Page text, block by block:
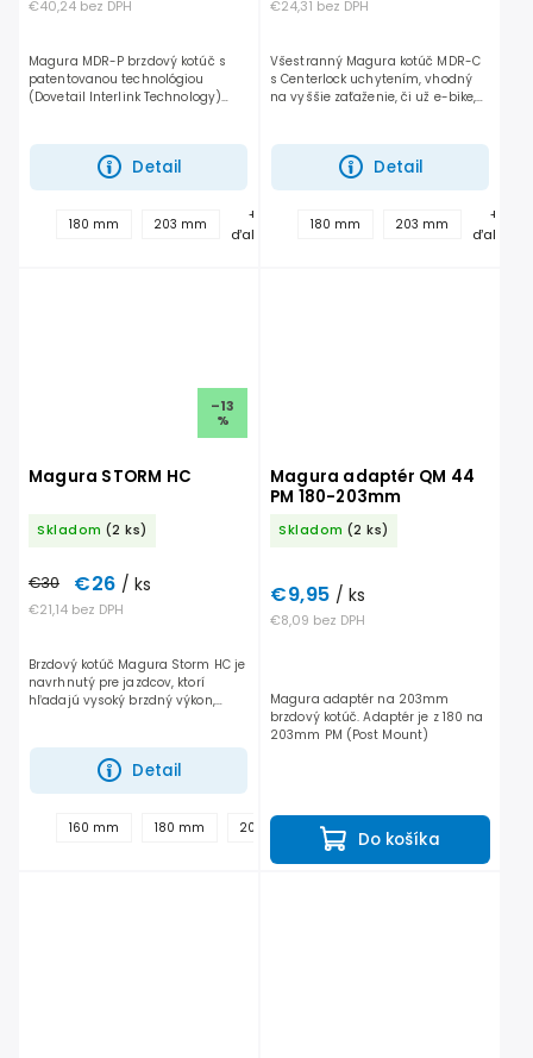
€40,24 bez DPH
Detail
Magura MDR-P brzdový kotúč s
patentovanou technológiou
(Dovetail Interlink Technology)
šiestimi nitmi o brzdovú časť...
180 mm 203 mm
+
ďalšie
€24,31 bez DPH
Detail
Všestranný Magura kotúč MDR-C
s Centerlock uchytením, vhodný
na vyššie zaťaženie, či už e-bike,
brzdovú časť, je pevný a...
180 mm 203 mm
+
ďalšie
–13
%
Magura STORM HC
Skladom (2 ks)
€21,14 bez DPH
€30 €26 / ks
Detail
Brzdový kotúč Magura Storm HC je
navrhnutý pre jazdcov, ktorí
hľadajú vysoký brzdný výkon,
konštrukcii zvláda vyššie...
160 mm 180 mm 203 mm
+
ďalšie
Magura adaptér QM 44
PM 180-203mm
Skladom (2 ks)
€8,09 bez DPH
€9,95 / ks
Do košíka
Magura adaptér na 203mm
brzdový kotúč. Adaptér je z 180 na
203mm PM (Post Mount)